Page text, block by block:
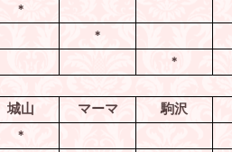
＊
＊
＊
城山 マーマ
駒沢
＊